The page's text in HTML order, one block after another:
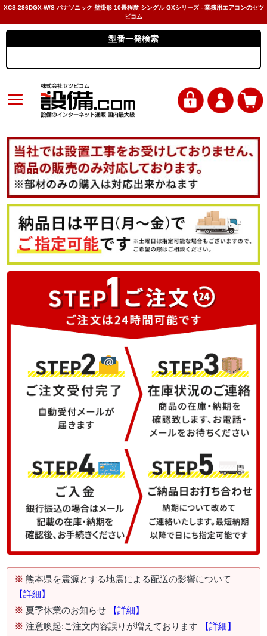
XCS-286DGX-W/S パナソニック 壁掛形 10畳程度 シングル GXシリーズ - 業務用エアコンのセツ
ビコム
型番一発検索
※ 熊本県を震源とする地震による配送の影響について
【詳細】
※ 夏季休業のお知らせ
【詳細】
※ 注意喚起:ご注文内容誤りが増えております 【詳細】